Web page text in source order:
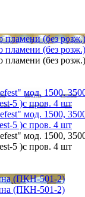
пламени (без
пламени (без
пламени (без
мод. 1500,
5 )с пров. 4 шт
мод. 1500,
5 )с пров. 4 шт
мод. 1500,
5 )с пров. 4 шт
(ПКН-501-2)
(ПКН-501-2)